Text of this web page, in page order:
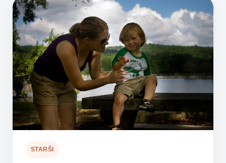
STARŠI